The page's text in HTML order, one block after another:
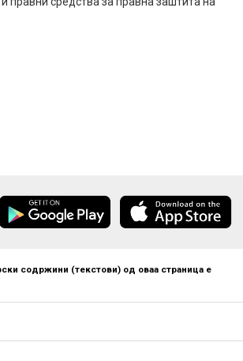
содржини (текстови) од оваа страница е